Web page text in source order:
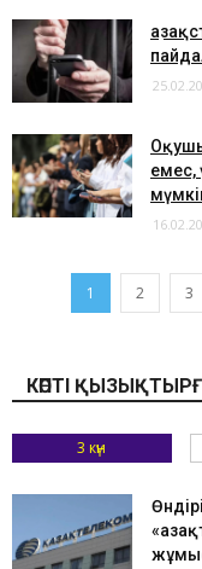
емес,
1 2 3
КӨПТІ
3 күн